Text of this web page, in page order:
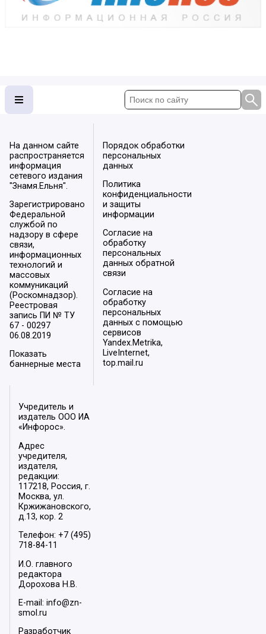
На данном сайте
распространяется
информация
сетевого издания
"Знамя.Ельня".
Зарегистрировано
Федеральной
службой по
надзору в сфере
связи,
информационных
технологий и
массовых
коммуникаций
(Роскомнадзор).
Реестровая
запись ПИ № ТУ
67 - 00297
06.08.2019
Показать
баннерные места
Порядок обработки
персональных
данных
Политика
конфиденциальности
и защиты
информации
Согласие на
обработку
персональных
данных обратной
связи
Согласие на
обработку
персональных
данных с помощью
сервисов
Yandex.Metrika,
LiveInternet,
top.mail.ru
Учредитель и
издатель ООО ИА
«Инфорос».
Адрес
учредителя,
издателя,
редакции:
117218, Россия, г.
Москва, ул.
Кржижановского,
д.13, кор. 2
Телефон: +7 (495)
718-84-11
И.О. главного
редактора
Дорохова Н.В.
E-mail: info@zn-
smol.ru
Разработчик